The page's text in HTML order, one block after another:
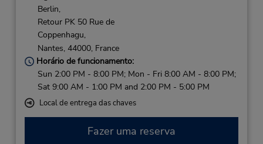
Berlin,
Retour PK 50 Rue de
Coppenhagu,
Nantes, 44000, France
Horário de funcionamento:
Sun 2:00 PM - 8:00 PM; Mon - Fri 8:00 AM - 8:00 PM;
Sat 9:00 AM - 1:00 PM and 2:00 PM - 5:00 PM
Local de entrega das chaves
Fazer uma reserva